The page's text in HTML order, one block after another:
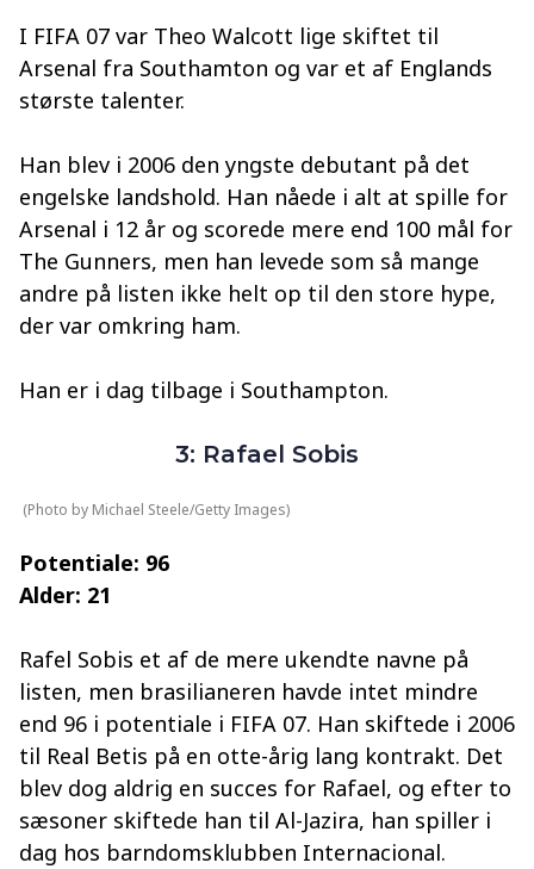
I FIFA 07 var Theo Walcott lige skiftet til
Arsenal fra Southamton og var et af Englands
største talenter.
Han blev i 2006 den yngste debutant på det
engelske landshold. Han nåede i alt at spille for
Arsenal i 12 år og scorede mere end 100 mål for
The Gunners, men han levede som så mange
andre på listen ikke helt op til den store hype,
der var omkring ham.
Han er i dag tilbage i Southampton.
3: Rafael Sobis
(Photo by Michael Steele/Getty Images)
Potentiale: 96
Alder: 21
Rafel Sobis et af de mere ukendte navne på
listen, men brasilianeren havde intet mindre
end 96 i potentiale i FIFA 07. Han skiftede i 2006
til Real Betis på en otte-årig lang kontrakt. Det
blev dog aldrig en succes for Rafael, og efter to
sæsoner skiftede han til Al-Jazira, han spiller i
dag hos barndomsklubben Internacional.